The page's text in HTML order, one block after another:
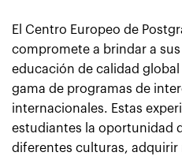
El Centro Europeo de
compromete a brindar a
educación de calidad
gama de programas de
internacionales. Estas
estudiantes la oportunidad
diferentes culturas, adquirir